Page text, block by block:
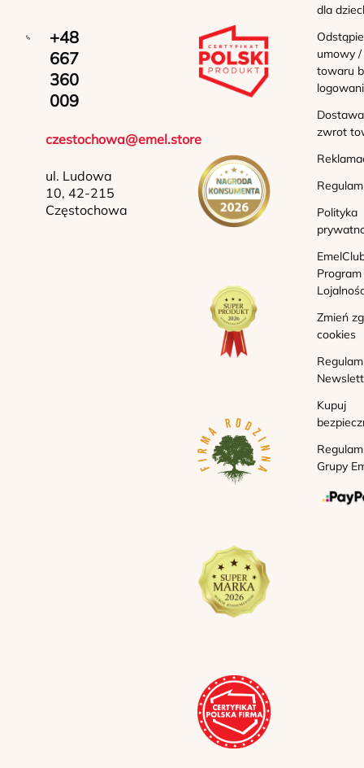
+48
667
360
009
czestochowa@emel.store
ul. Ludowa
10, 42-215
Częstochowa
dla
umowy
towaru
zwrot
Polityka
Program
Zmień
cookies
Kupuj
Grupy